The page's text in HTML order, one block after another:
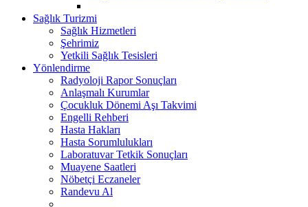
Sağlık Turizmi
Sağlık Hizmetleri
Şehrimiz
Yetkili Sağlık Tesisleri
Yönlendirme
Radyoloji Rapor Sonuçları
Anlaşmalı Kurumlar
Çocukluk Dönemi Aşı Takvimi
Engelli Rehberi
Hasta Hakları
Hasta Sorumlulukları
Laboratuvar Tetkik Sonuçları
Muayene Saatleri
Nöbetçi Eczaneler
Randevu Al